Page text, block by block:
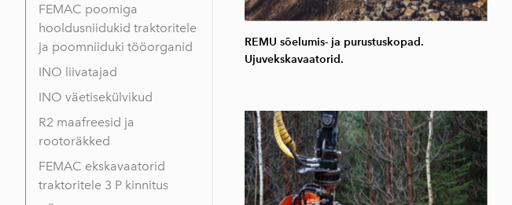
FEMAC poomiga
hooldusniidukid traktoritele
ja poomniiduki tööorganid
INO liivatajad
INO väetisekülvikud
R2 maafreesid ja
rootoräkked
FEMAC ekskavaatorid
traktoritele 3 P kinnitus
REMU sõelumis- ja purustuskopad.
Ujuvekskavaatorid.